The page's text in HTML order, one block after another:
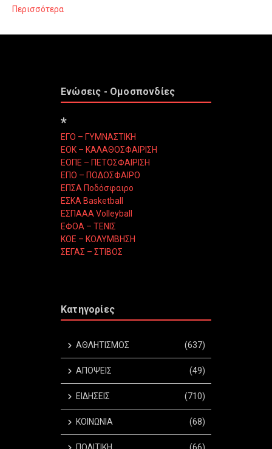
Περισσότερα
Ενώσεις - Ομοσπονδίες
*
ΕΓΟ – ΓΥΜΝΑΣΤΙΚΗ
ΕΟΚ – ΚΑΛΑΘΟΣΦΑΙΡΙΣΗ
ΕΟΠΕ – ΠΕΤΟΣΦΑΙΡΙΣΗ
ΕΠΟ – ΠΟΔΟΣΦΑΙΡΟ
ΕΠΣΑ Ποδόσφαιρο
ΕΣΚΑ Basketball
ΕΣΠΑΑΑ Volleyball
ΕΦΟΑ – ΤΕΝΙΣ
ΚΟΕ – ΚΟΛΥΜΒΗΣΗ
ΣΕΓΑΣ – ΣΤΙΒΟΣ
Κατηγορίες
ΑΘΛΗΤΙΣΜΟΣ (637)
ΑΠΟΨΕΙΣ (49)
ΕΙΔΗΣΕΙΣ (710)
ΚΟΙΝΩΝΙΑ (68)